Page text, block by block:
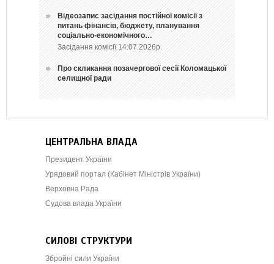
Відеозапис засідання постійної комісії з
питань фінансів, бюджету, планування
соціально-економічного…
Засідання комісії 14.07.2026р.
Про скликання позачергової сесії Коломацької
селищної ради
ЦЕНТРАЛЬНА ВЛАДА
Президент України
Урядовий портал (Кабінет Міністрів України)
Верховна Рада
Судова влада України
СИЛОВІ СТРУКТУРИ
Збройні сили України